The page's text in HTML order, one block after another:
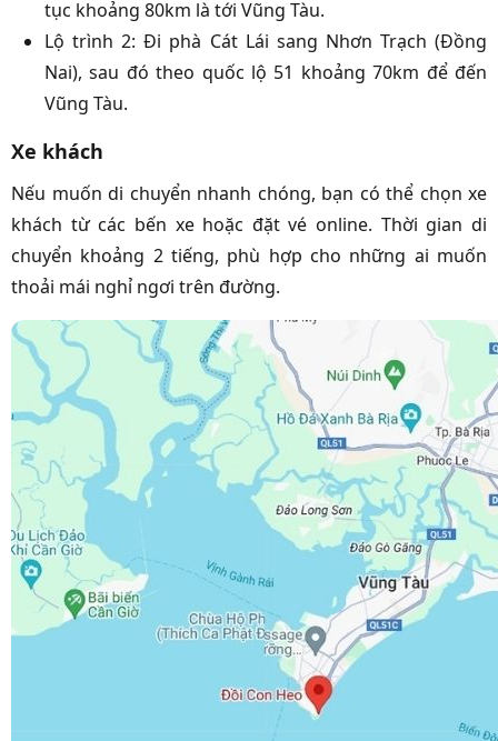
tục khoảng 80km là tới Vũng Tàu.
Lộ trình 2: Đi phà Cát Lái sang Nhơn Trạch (Đồng
Nai), sau đó theo quốc lộ 51 khoảng 70km để đến
Vũng Tàu.
Xe khách
Nếu muốn di chuyển nhanh chóng, bạn có thể chọn xe
khách từ các bến xe hoặc đặt vé online. Thời gian di
chuyển khoảng 2 tiếng, phù hợp cho những ai muốn
thoải mái nghỉ ngơi trên đường.